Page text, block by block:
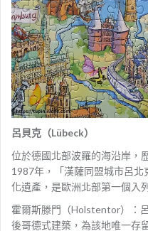
呂貝克（Lübeck）
位於德國北部波羅的海沿岸，
1987年，「漢薩同盟城市呂
化遺產，是歐洲北部第一個入
霍爾斯滕門（Holstentor）：
後哥德式建築，為該地唯一存